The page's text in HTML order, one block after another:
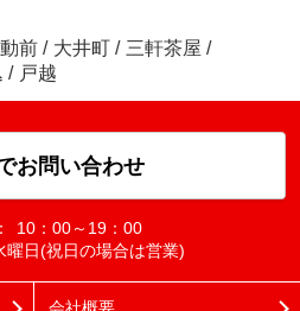
前 / 大井町 / 三軒茶屋 /
/ 戸越
お問い合わせ
10：00～19：00
曜日(祝日の場合は営業)